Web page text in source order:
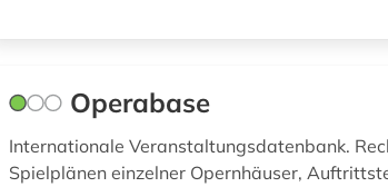
Operabase
Internationale Veranstaltungsdatenbank.
Spielplänen einzelner Opernhäuser,